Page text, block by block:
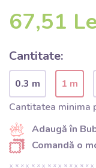
67,51
Cantitate:
0.3 m 1 m
Cantitatea minima
Adaugă în
Comandă o